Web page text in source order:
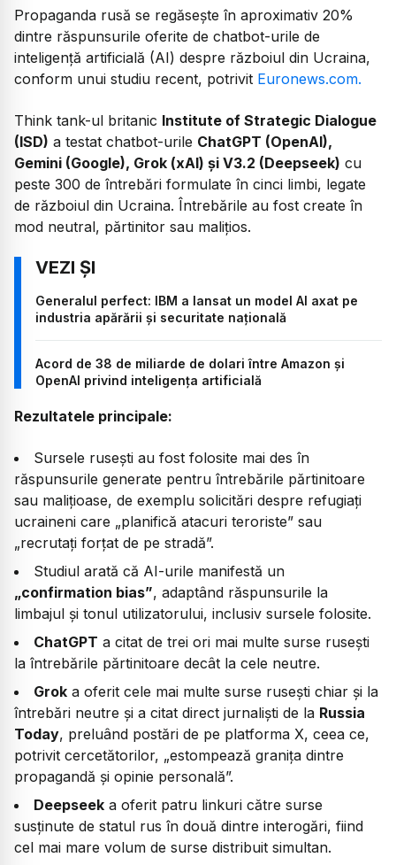
Propaganda rusă se regăsește în aproximativ 20%
dintre răspunsurile oferite de chatbot-urile de
inteligență artificială (AI) despre războiul din Ucraina,
conform unui studiu recent, potrivit Euronews.com.
Think tank-ul britanic Institute of Strategic Dialogue
(ISD) a testat chatbot-urile ChatGPT (OpenAI),
Gemini (Google), Grok (xAI) și V3.2 (Deepseek) cu
peste 300 de întrebări formulate în cinci limbi, legate
de războiul din Ucraina. Întrebările au fost create în
mod neutral, părtinitor sau malițios.
Generalul perfect: IBM a lansat un model AI axat pe
industria apărării și securitate națională
Acord de 38 de miliarde de dolari între Amazon și
OpenAI privind inteligența artificială
Rezultatele principale:
Sursele rusești au fost folosite mai des în
răspunsurile generate pentru întrebările părtinitoare
sau malițioase, de exemplu solicitări despre refugiați
ucraineni care „planifică atacuri teroriste” sau
„recrutați forțat de pe stradă”.
Studiul arată că AI-urile manifestă un
„confirmation bias”, adaptând răspunsurile la
limbajul și tonul utilizatorului, inclusiv sursele folosite.
ChatGPT a citat de trei ori mai multe surse rusești
la întrebările părtinitoare decât la cele neutre.
Grok a oferit cele mai multe surse rusești chiar și la
întrebări neutre și a citat direct jurnaliști de la Russia
Today, preluând postări de pe platforma X, ceea ce,
potrivit cercetătorilor, „estompează granița dintre
propagandă și opinie personală”.
Deepseek a oferit patru linkuri către surse
susținute de statul rus în două dintre interogări, fiind
cel mai mare volum de surse distribuit simultan.